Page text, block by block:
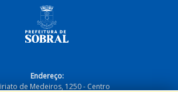
Endereço:
de Medeiros, 1250 - Centro